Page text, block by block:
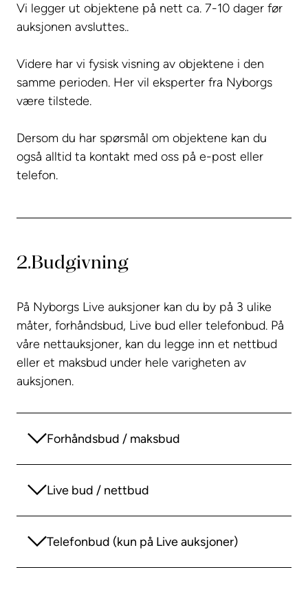
Vi legger ut objektene på nett ca. 7-10 dager før
auksjonen avsluttes..
Videre har vi fysisk visning av objektene i den
samme perioden. Her vil eksperter fra Nyborgs
være tilstede.
Dersom du har spørsmål om objektene kan du
også alltid ta kontakt med oss på e-post eller
telefon.
2.Budgivning
På Nyborgs Live auksjoner kan du by på 3 ulike
måter, forhåndsbud, Live bud eller telefonbud. På
våre nettauksjoner, kan du legge inn et nettbud
eller et maksbud under hele varigheten av
auksjonen.
Forhåndsbud / maksbud
Live bud / nettbud
Telefonbud (kun på Live auksjoner)